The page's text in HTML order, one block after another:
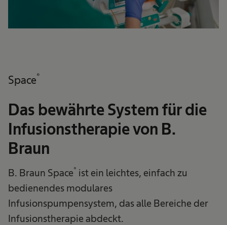
Space®
Das bewährte System für die
Infusionstherapie von B.
Braun
B. Braun Space® ist ein leichtes, einfach zu
bedienendes modulares
Infusionspumpensystem, das alle Bereiche der
Infusionstherapie abdeckt.